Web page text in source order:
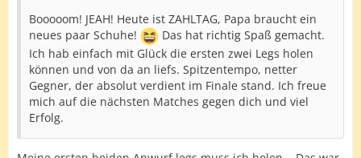
Booooom! JEAH! Heute ist ZAHLTAG, Papa braucht ein
neues paar Schuhe!
Das hat richtig Spaß gemacht.
Ich hab einfach mit Glück die ersten zwei Legs holen
können und von da an liefs. Spitzentempo, netter
Gegner, der absolut verdient im Finale stand. Ich freue
mich auf die nächsten Matches gegen dich und viel
Erfolg.